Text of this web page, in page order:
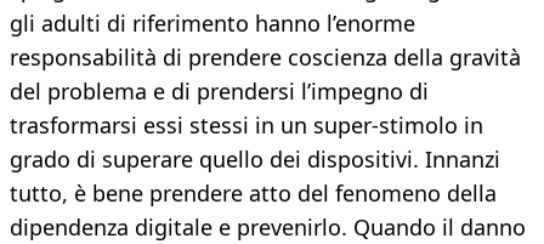
gli adulti di riferimento hanno l’enorme
responsabilità di prendere coscienza della gravità
del problema e di prendersi l’impegno di
trasformarsi essi stessi in un super-stimolo in
grado di superare quello dei dispositivi. Innanzi
tutto, è bene prendere atto del fenomeno della
dipendenza digitale e prevenirlo. Quando il danno